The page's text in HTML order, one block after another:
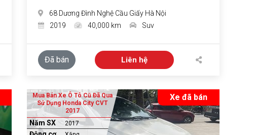
68 Dương Đình Nghệ Cầu Giấy Hà Nội
2019
40,000 km Suv
Đã bán Liên hệ
Xe đã bán
Mua Bán Xe Ô Tô Cũ Đã Qua
Sử Dụng Honda City CVT
2017
Năm SX 2017